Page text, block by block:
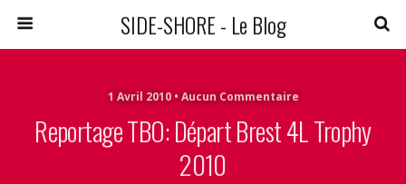
SIDE-SHORE - Le Blog
1 Avril 2010 • Aucun Commentaire
Reportage TBO: Départ Brest 4L Trophy
2010